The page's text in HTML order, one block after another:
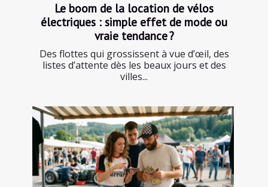
Le boom de la location de vélos
électriques : simple effet de mode ou
vraie tendance ?
Des flottes qui grossissent à vue d’œil, des
listes d’attente dès les beaux jours et des
villes...